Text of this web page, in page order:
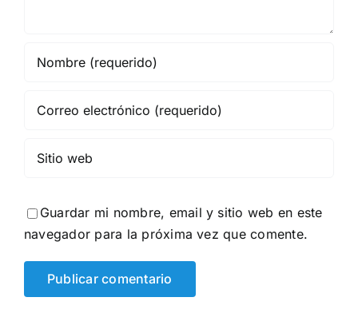
Guardar mi nombre, email y sitio web en este
navegador para la próxima vez que comente.